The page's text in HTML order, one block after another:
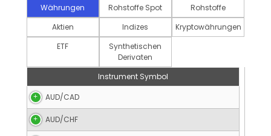
Währungen Rohstoffe Spot
Rohstoffe
Aktien
Indizes
Kryptowährungen
ETF
Synthetischen
Derivaten
Instrument Symbol
AUD/CAD
AUD/CHF